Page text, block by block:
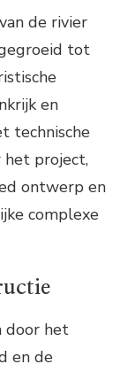
de rivier
tot
en
technische
het project,
ontwerp en
complexe
door het
en de